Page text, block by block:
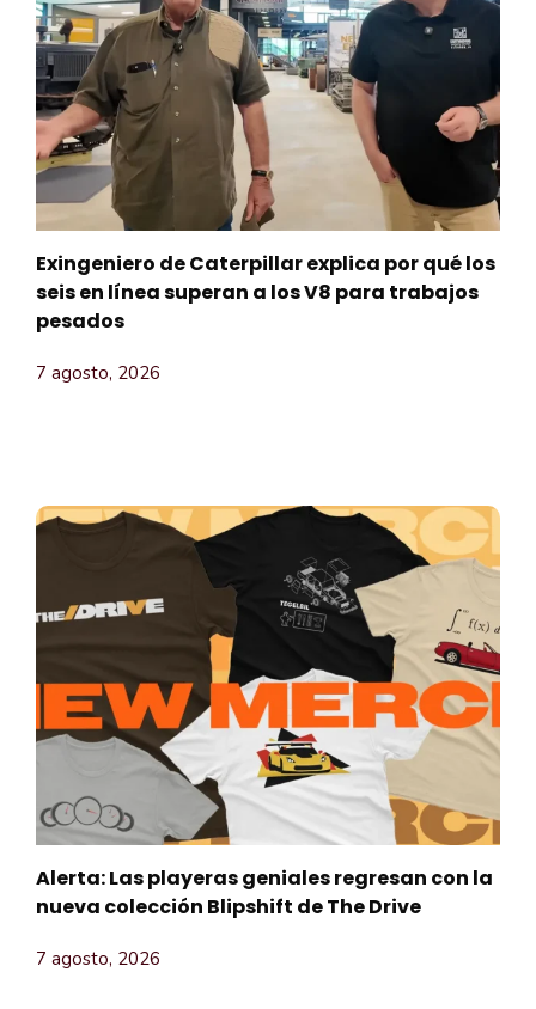
Exingeniero de Caterpillar explica por qué los
seis en línea superan a los V8 para trabajos
pesados
7 agosto, 2026
Alerta: Las playeras geniales regresan con la
nueva colección Blipshift de The Drive
7 agosto, 2026